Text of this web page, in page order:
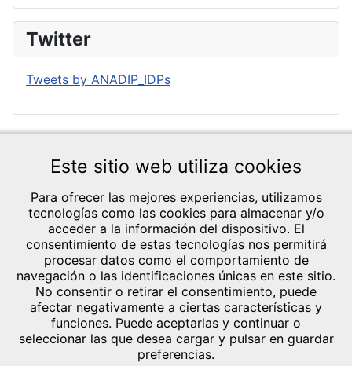
Twitter
Tweets by ANADIP_IDPs
General Lázaro
Cárdenas, 1 Bl.13
14013 - Córdoba
CRÉDITOS Y
TEXTOS LEGALES
Aviso legal
Política de
Privacidad
Política de cookies
Este sitio web utiliza cookies
Para ofrecer las mejores experiencias, utilizamos
tecnologías como las cookies para almacenar y/o
acceder a la información del dispositivo. El
consentimiento de estas tecnologías nos permitirá
procesar datos como el comportamiento de
navegación o las identificaciones únicas en este sitio.
No consentir o retirar el consentimiento, puede
afectar negativamente a ciertas características y
funciones. Puede aceptarlas y continuar o
seleccionar las que desea cargar y pulsar en guardar
preferencias.